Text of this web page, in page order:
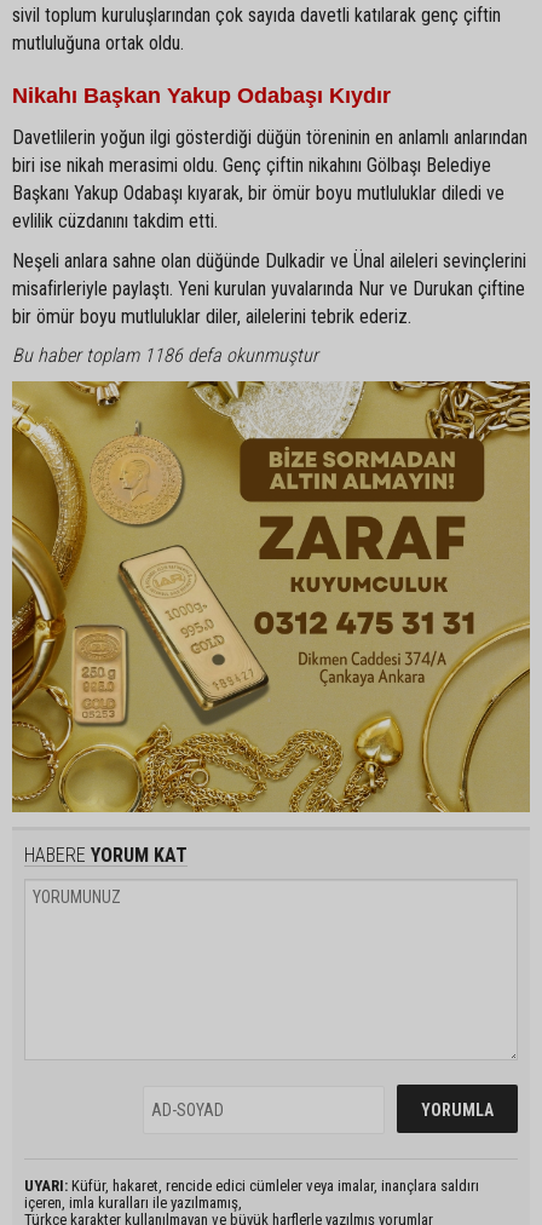
sivil toplum kuruluşlarından çok sayıda davetli katılarak genç çiftin
mutluluğuna ortak oldu.
Nikahı Başkan Yakup Odabaşı Kıydır
Davetlilerin yoğun ilgi gösterdiği düğün töreninin en anlamlı anlarından
biri ise nikah merasimi oldu. Genç çiftin nikahını Gölbaşı Belediye
Başkanı Yakup Odabaşı kıyarak, bir ömür boyu mutluluklar diledi ve
evlilik cüzdanını takdim etti.
Neşeli anlara sahne olan düğünde Dulkadir ve Ünal aileleri sevinçlerini
misafirleriyle paylaştı. Yeni kurulan yuvalarında Nur ve Durukan çiftine
bir ömür boyu mutluluklar diler, ailelerini tebrik ederiz.
Bu haber toplam 1186 defa okunmuştur
HABERE YORUM KAT
UYARI: Küfür, hakaret, rencide edici cümleler veya imalar, inançlara saldırı
içeren, imla kuralları ile yazılmamış,
Türkçe karakter kullanılmayan ve büyük harflerle yazılmış yorumlar